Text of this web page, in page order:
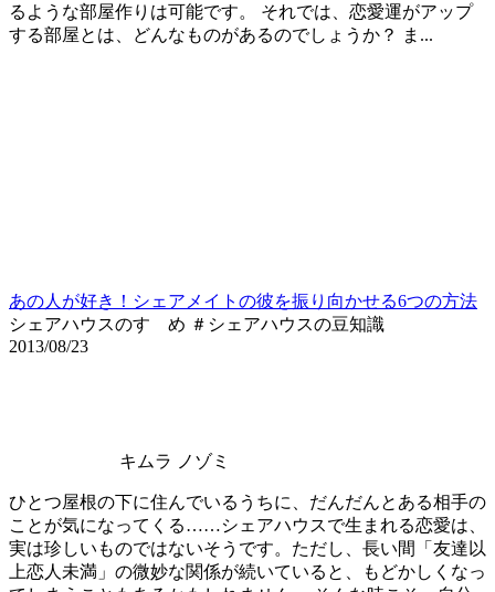
るような部屋作りは可能です。 それでは、恋愛運がアップ
する部屋とは、どんなものがあるのでしょうか？ ま...
あの人が好き！シェアメイトの彼を振り向かせる6つの方法
シェアハウスのすゝめ ＃シェアハウスの豆知識
2013/08/23
キムラ ノゾミ
ひとつ屋根の下に住んでいるうちに、だんだんとある相手の
ことが気になってくる……シェアハウスで生まれる恋愛は、
実は珍しいものではないそうです。ただし、長い間「友達以
上恋人未満」の微妙な関係が続いていると、もどかしくなっ